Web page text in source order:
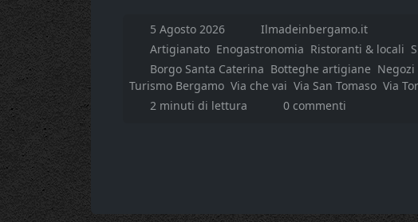
5 Agosto 2026
Ilmadeinbergamo.it
Artigianato Enogastronomia Ristoranti & locali
Borgo Santa Caterina Botteghe artigiane
Turismo Bergamo Via che vai Via San Tomaso Via
2 minuti di lettura
0 commenti